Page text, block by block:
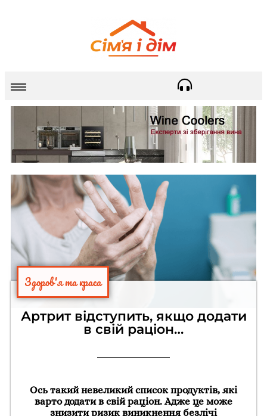
Здоров'я та краса
Артрит відступить, якщо додати
в свій раціон…
Ось такий невеликий список продуктів, які
варто додати в свій раціон. Адже це може
знизити ризик виникнення безлічі